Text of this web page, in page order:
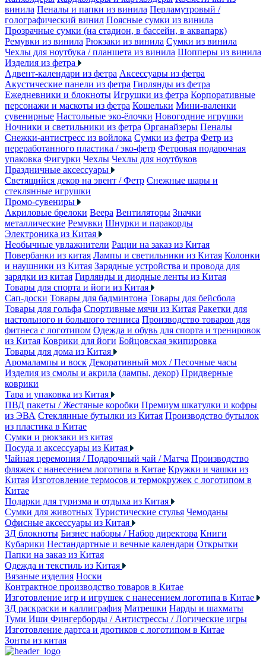
винила Пеналы и папки из винила Перламутровый /
голографический винил Поясные сумки из винила
Прозрачные сумки (на стадион, в бассейн, в аквапарк)
Ремувки из винила Рюкзаки из винила Сумки из винила
Чехлы для ноутбука / планшета из винила Шопперы из винила
Изделия из фетра
Адвент-календари из фетра Аксессуары из фетра
Акустические панели из фетра Гирлянды из фетра
Ежедневники и блокноты Игрушки из фетра Корпоративные
персонажи и маскоты из фетра Кошельки Мини-валенки
сувенирные Настольные эко-ёлочки Новогодние игрушки
Ночники и светильники из фетра Органайзеры Пеналы
Снежки-антистресс из войлока Сумки из фетра Фетр из
переработанного пластика / эко-фетр Фетровая подарочная
упаковка Фигурки Чехлы Чехлы для ноутбуков
Праздничные аксессуары
Светящийся декор на эвент / Фетр Снежные шары и
стеклянные игрушки
Промо-сувениры
Акриловые брелоки Веера Вентиляторы Значки
металлические Ремувки Шнурки и паракорды
Электроника из Китая
Необычные увлажнители Рации на заказ из Китая
Повербанки из китая Лампы и светильники из Китая Колонки
и наушники из Китая Зарядные устройства и провода для
зарядки из китая Гирлянды и диодные ленты из Китая
Товары для спорта и йоги из Китая
Сап-доски Товары для бадминтона Товары для бейсбола
Товары для гольфа Спортивные мячи из Китая Ракетки для
настольного и большого тенниса Производство товаров для
фитнеса с логотипом Одежда и обувь для спорта и тренировок
из Китая Коврики для йоги Бойцовская экипировка
Товары для дома из Китая
Аромалампы и воск Декоративный мох / Песочные часы
Изделия из смолы и акрила (лампы, декор) Придверные
коврики
Тара и упаковка из Китая
ПВД пакеты / Жестяные коробки Премиум шкатулки и кофры
из ЭВА Стеклянные бутылки из Китая Производство бутылок
из пластика в Китае
Сумки и рюкзаки из китая
Посуда и аксессуары из Китая
Чайная церемония / Подарочный чай / Матча Производство
фляжек с нанесением логотипа в Китае Кружки и чашки из
Китая Изготовление термосов и термокружек с логотипом в
Китае
Подарки для туризма и отдыха из Китая
Сумки для животных Туристические стулья Чемоданы
Офисные аксессуары из Китая
3Д блокноты Бизнес наборы / Набор директора Книги
Кубарики Нестандартные и вечные календари Открытки
Папки на заказ из Китая
Одежда и текстиль из Китая
Вязаные изделия Носки
Контрактное производство товаров в Китае
Изготовление игр и игрушек с нанесением логотипа в Китае
3Д раскраски и каллиграфия Матрешки Нарды и шахматы
Туми Иши Фингерборды / Антистрессы / Логические игры
Изготовление дартса и дротиков с логотипом в Китае
Зонты из китая